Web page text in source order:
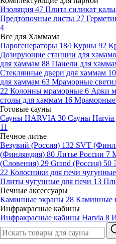
Изоляция 47 Плита силикат
Предтопочные листы 27
4
Все для Хаммама
Парогенераторы 184 Курны 92
Дозирующие станции для
для хаммам 88 Панели для
Стеклянные двери для хаммам
для хаммам 63 Мраморные
22 Колонны мраморные 6 Арки
столы для хаммам 16 Мраморные
Готовые сауны
Сауны HARVIA 30 Сауны Harvia
11
Печное литье
Везувий (Россия) 132 SVT
(Финляндия) 80 Литье России 7
(Словения) 29 Grand (Россия) 50
22 Колосники для печи чугунные
Плиты чугунные для печи 13
Печные аксессуары
Каминные экраны 28 Каминные
Инфракрасные кабины
Инфракрасные кабины Harvia 8